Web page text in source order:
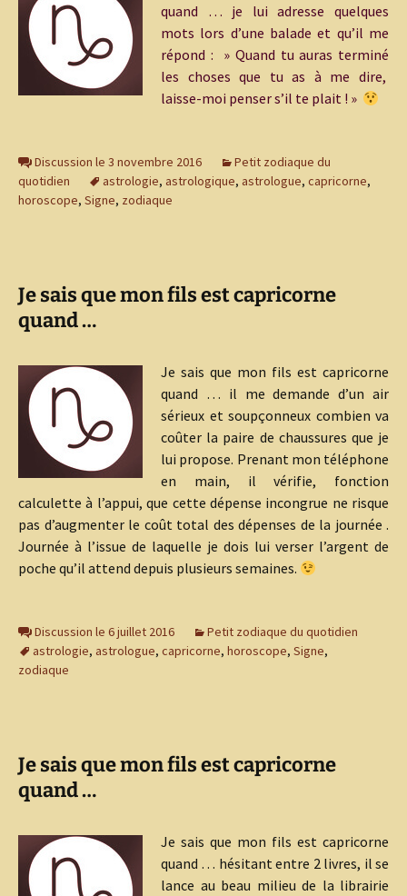
quand … je lui adresse quelques
mots lors d’une balade et qu’il me
répond : » Quand tu auras terminé
les choses que tu as à me dire,
laisse-moi penser s’il te plait ! »
Discussion le 3 novembre 2016
Petit zodiaque du
quotidien
astrologie, astrologique, astrologue, capricorne,
horoscope, Signe, zodiaque
Je sais que mon fils est capricorne
quand …
Je sais que mon fils est capricorne
quand … il me demande d’un air
sérieux et soupçonneux combien va
coûter la paire de chaussures que je
lui propose. Prenant mon téléphone
en main, il vérifie, fonction
calculette à l’appui, que cette dépense incongrue ne risque
pas d’augmenter le coût total des dépenses de la journée .
Journée à l’issue de laquelle je dois lui verser l’argent de
poche qu’il attend depuis plusieurs semaines.
Discussion le 6 juillet 2016
Petit zodiaque du quotidien
astrologie, astrologue, capricorne, horoscope, Signe,
zodiaque
Je sais que mon fils est capricorne
quand …
Je sais que mon fils est capricorne
quand … hésitant entre 2 livres, il se
lance au beau milieu de la librairie